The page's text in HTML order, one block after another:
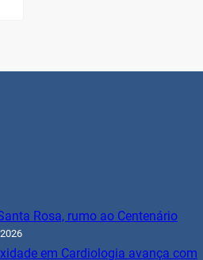
Rosa, rumo ao Centenário
em Cardiologia avança com